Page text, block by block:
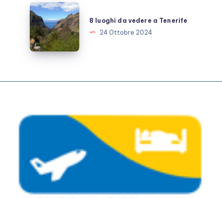
il
borgo
del
tartufo
8
luoghi
da
vedere
8 luoghi da vedere a Tenerife
24 Ottobre 2024